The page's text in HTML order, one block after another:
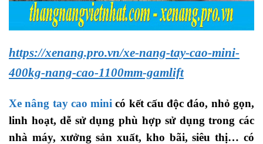
https://xenang.pro.vn/xe-nang-tay-cao-mini-
400kg-nang-cao-1100mm-gamlift
Xe nâng tay cao mini có kết cấu độc đáo, nhỏ gọn,
linh hoạt, dễ sử dụng phù hợp sử dụng trong các
nhà máy, xưởng sản xuất, kho bãi, siêu thị… có